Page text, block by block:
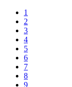
1
2
3
4
5
6
7
8
9